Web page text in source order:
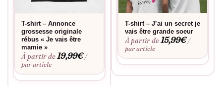
T-shirt – Annonce
grossesse originale
rébus « Je vais être
mamie »
À partir de19,99€ /
par article
T-shirt – J’ai un secret je
vais être grande soeur
À partir de15,99€ /
par article